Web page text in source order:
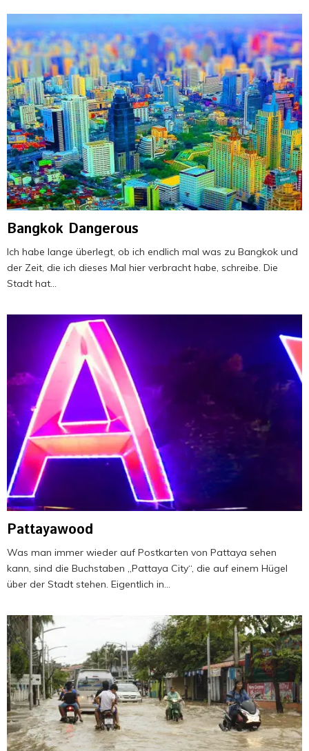
Bangkok Dangerous
Ich habe lange überlegt, ob ich endlich mal was zu Bangkok und
der Zeit, die ich dieses Mal hier verbracht habe, schreibe. Die
Stadt hat...
Pattayawood
Was man immer wieder auf Postkarten von Pattaya sehen
kann, sind die Buchstaben „Pattaya City“, die auf einem Hügel
über der Stadt stehen. Eigentlich in...